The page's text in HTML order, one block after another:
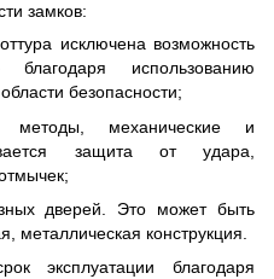
замков:
исключена возможность
использованию
безопасности;
методы, механические и
защита от удара,
дверей. Это может быть
металлическая конструкция.
эксплуатации благодаря